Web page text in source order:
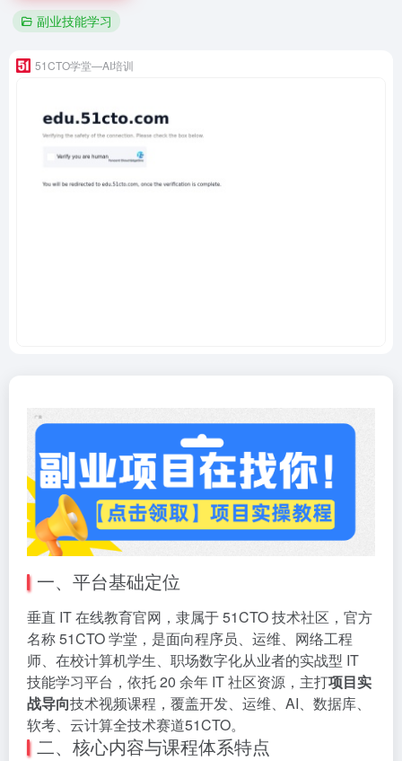
副业技能学习
51CTO学堂—AI培训
一、平台基础定位
垂直 IT 在线教育官网，隶属于 51CTO 技术社区，官方
名称 51CTO 学堂，是面向程序员、运维、网络工程
师、在校计算机学生、职场数字化从业者的实战型 IT
技能学习平台，依托 20 余年 IT 社区资源，主打项目实
战导向技术视频课程，覆盖开发、运维、AI、数据库、
软考、云计算全技术赛道51CTO。
二、核心内容与课程体系特点